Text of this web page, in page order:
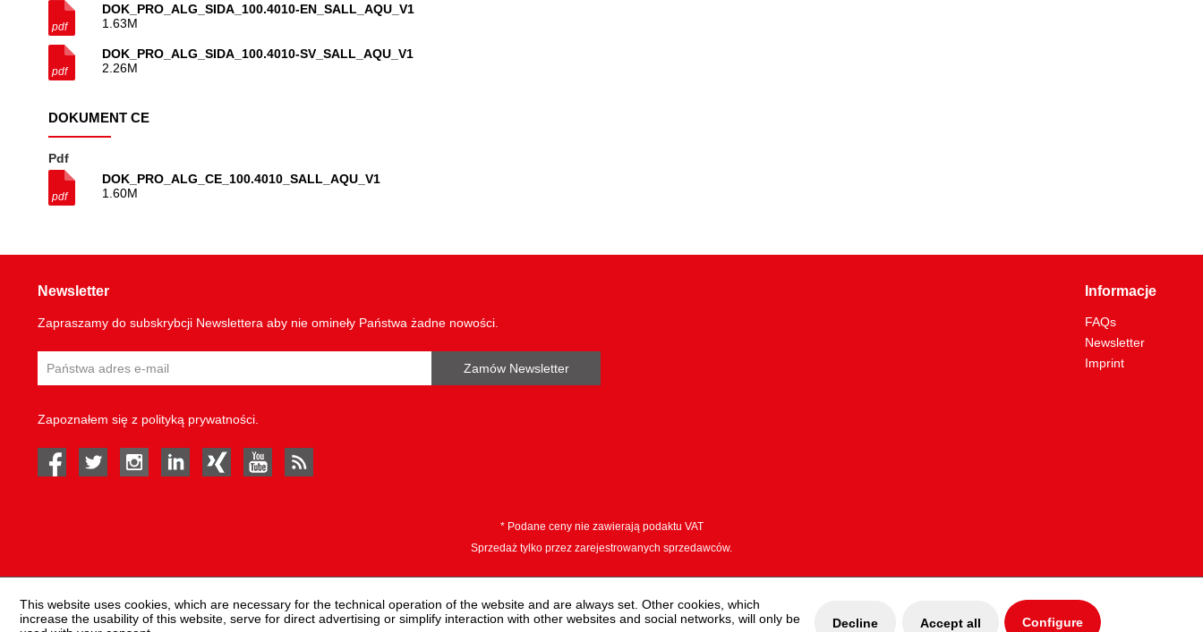
DOK_PRO_ALG_SIDA_100.4010-EN_SALL_AQU_V1
1.63M
DOK_PRO_ALG_SIDA_100.4010-SV_SALL_AQU_V1
2.26M
DOKUMENT CE
Pdf
DOK_PRO_ALG_CE_100.4010_SALL_AQU_V1
1.60M
Newsletter
Zapraszamy do subskrybcji Newslettera aby nie omineły Państwa żadne nowości.
Zamów Newsletter
Zapoznałem się z polityką prywatności
facebook twitter instagramlinked in Xing youtube
Informacje
FAQs
Newsletter
Imprint
* Podane ceny nie zawierają podaktu VAT
Sprzedaż tylko przez zarejestrowanych sprzedawców.
This website uses cookies, which are necessary for the technical operation of the website and are always set. Other cookies, which
increase the usability of this website, serve for direct advertising or simplify interaction with other websites and social networks, will only be
Decline Accept all Configure